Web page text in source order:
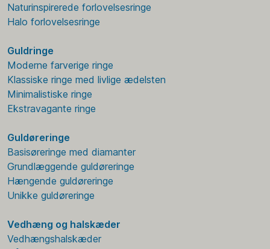
Naturinspirerede forlovelsesringe
Halo forlovelsesringe
Guldringe
Moderne farverige ringe
Klassiske ringe med livlige ædelsten
Minimalistiske ringe
Ekstravagante ringe
Guldøreringe
Basisøreringe med diamanter
Grundlæggende guldøreringe
Hængende guldøreringe
Unikke guldøreringe
Vedhæng og halskæder
Vedhængshalskæder